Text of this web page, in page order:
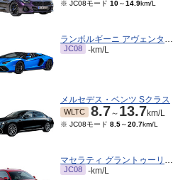
※ JC08モード 10～14.9km/L
ランボルギーニ アヴェンタドールロードスター
JC08 -km/L
メルセデス・ベンツ Sクラス
WLTC 8.7～ 13.7km/L
※ JC08モード 8.5～20.7km/L
マセラティ グラントゥーリズモ
JC08 -km/L